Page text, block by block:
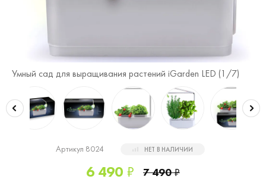
Умный сад для выращивания растений iGarden LED (1 /7)
Артикул 8024 НЕТ В НАЛИЧИИ
6 490 ₽ 7 490₽